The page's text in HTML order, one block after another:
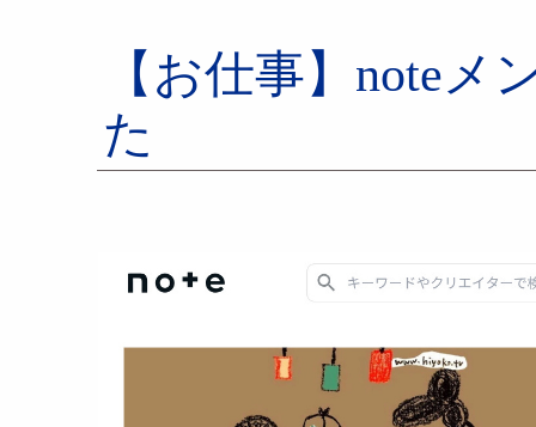
【お仕事】note
た